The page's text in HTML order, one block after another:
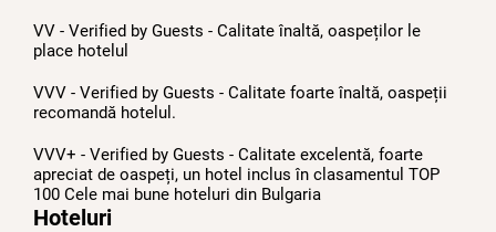
VV - Verified by Guests - Calitate înaltă, oaspeților le
place hotelul
VVV - Verified by Guests - Calitate foarte înaltă, oaspeții
recomandă hotelul.
VVV+ - Verified by Guests - Calitate excelentă, foarte
apreciat de oaspeți, un hotel inclus în clasamentul TOP
100 Cele mai bune hoteluri din Bulgariа
Hoteluri